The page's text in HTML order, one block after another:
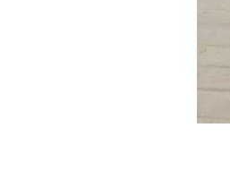
现场接受群众咨询，并